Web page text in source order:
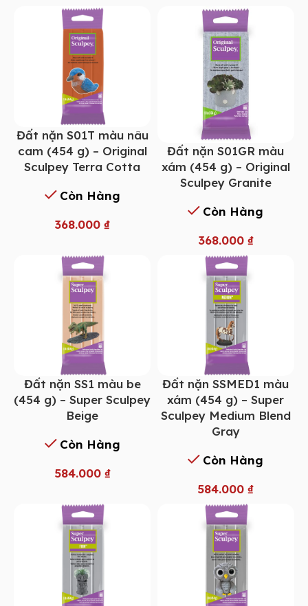
Đất nặn S01T màu nâu
cam (454 g) – Original
Sculpey Terra Cotta
Còn Hàng
368.000 ₫
Đất nặn S01GR màu
xám (454 g) – Original
Sculpey Granite
Còn Hàng
368.000 ₫
Đất nặn SS1 màu be
(454 g) – Super Sculpey
Beige
Còn Hàng
584.000 ₫
Đất nặn SSMED1 màu
xám (454 g) – Super
Sculpey Medium Blend
Gray
Còn Hàng
584.000₫